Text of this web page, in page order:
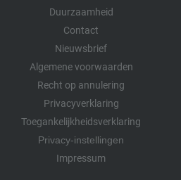
Duurzaamheid
Contact
Nieuwsbrief
Algemene voorwaarden
Recht op annulering
Privacyverklaring
Toegankelijkheidsverklaring
Privacy-instellingen
Impressum